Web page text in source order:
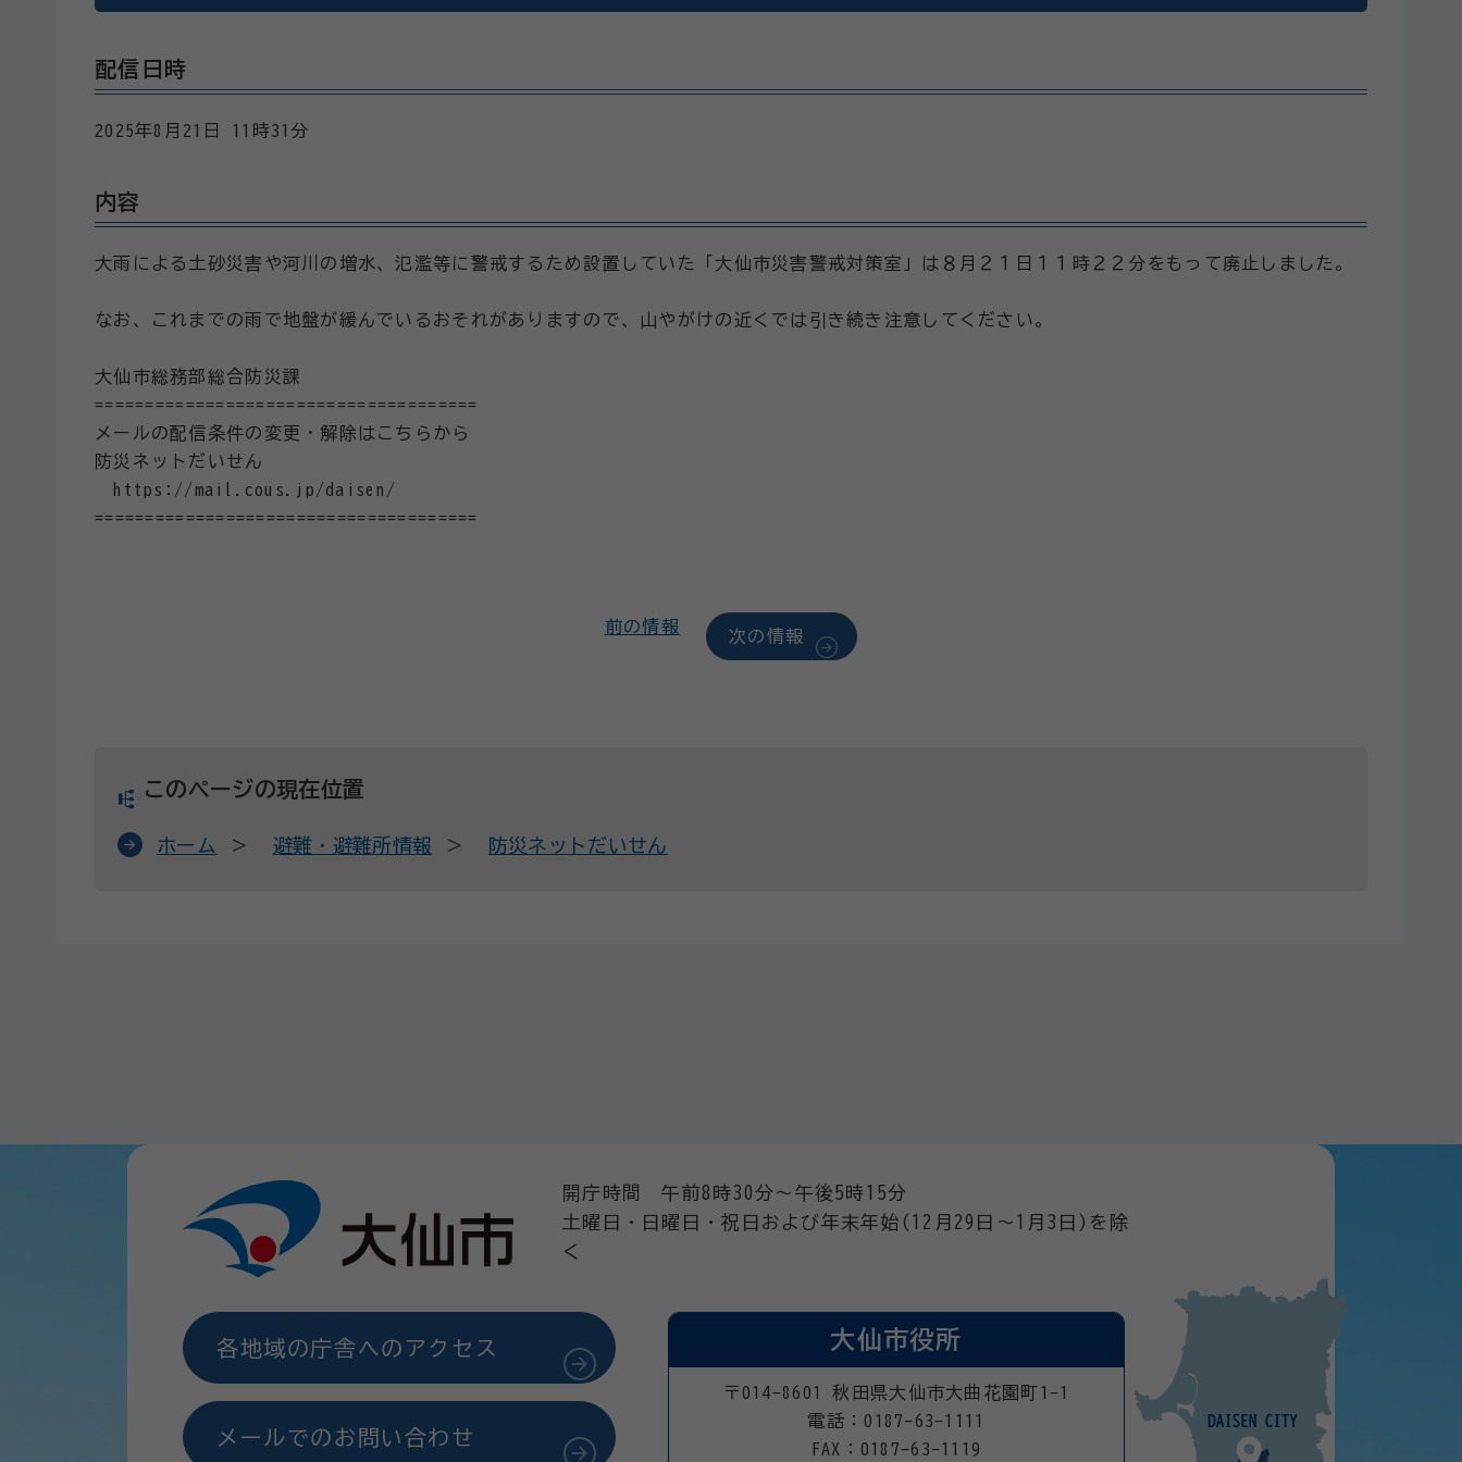
配信日時
2025年8月21日 11時31分
内容
大雨による土砂災害や河川の増水、氾濫等に警戒するため設置していた「大仙市災害警戒対策室」は８月２１日１１時２２分をもって廃止しました。
なお、これまでの雨で地盤が緩んでいるおそれがありますので、山やがけの近くでは引き続き注意してください。
大仙市総務部総合防災課
======================================
メールの配信条件の変更・解除はこちらから
防災ネットだいせん
https://mail.cous.jp/daisen/
======================================
前の情報
次の情報
このページの現在位置
ホーム 避難・避難所情報 防災ネットだいせん
開庁時間 午前8時30分～午後5時15分
土曜日・日曜日・祝日および年末年始(12月29日～1月3日)を除
く
各地域の庁舎へのアクセス
メールでのお問い合わせ
大仙市役所
〒014-8601 秋田県大仙市大曲花園町1-1
電話：0187-63-1111
FAX：0187-63-1119